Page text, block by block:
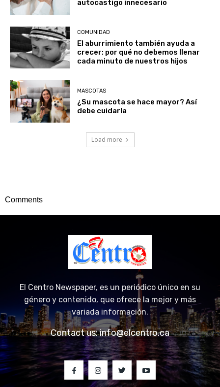
autocastigo innecesario
COMUNIDAD
El aburrimiento también ayuda a
crecer: por qué no debemos llenar
cada minuto de nuestros hijos
MASCOTAS
¿Su mascota se hace mayor? Así
debe cuidarla
Load more
Comments
El Centro Newspaper, es un periódico único en su
género y contenido, que ofrece la mejor y más
variada información.
Contact us:info@elcentro.ca